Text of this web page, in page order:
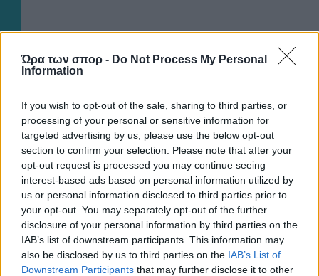
Ώρα των σπορ - Do Not Process My Personal
Information
If you wish to opt-out of the sale, sharing to third parties, or
processing of your personal or sensitive information for
targeted advertising by us, please use the below opt-out
section to confirm your selection. Please note that after your
opt-out request is processed you may continue seeing
interest-based ads based on personal information utilized by
us or personal information disclosed to third parties prior to
your opt-out. You may separately opt-out of the further
disclosure of your personal information by third parties on the
IAB’s list of downstream participants. This information may
also be disclosed by us to third parties on the IAB’s List of
Downstream Participants that may further disclose it to other